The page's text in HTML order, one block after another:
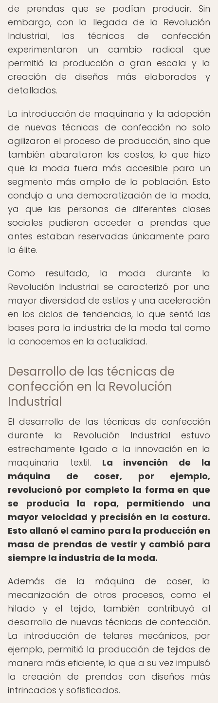
de prendas que se podían producir. Sin
embargo, con la llegada de la Revolución
Industrial, las técnicas de confección
experimentaron un cambio radical que
permitió la producción a gran escala y la
creación de diseños más elaborados y
detallados.
La introducción de maquinaria y la adopción
de nuevas técnicas de confección no solo
agilizaron el proceso de producción, sino que
también abarataron los costos, lo que hizo
que la moda fuera más accesible para un
segmento más amplio de la población. Esto
condujo a una democratización de la moda,
ya que las personas de diferentes clases
sociales pudieron acceder a prendas que
antes estaban reservadas únicamente para
la élite.
Como resultado, la moda durante la
Revolución Industrial se caracterizó por una
mayor diversidad de estilos y una aceleración
en los ciclos de tendencias, lo que sentó las
bases para la industria de la moda tal como
la conocemos en la actualidad.
Desarrollo de las técnicas de
confección en la Revolución
Industrial
El desarrollo de las técnicas de confección
durante la Revolución Industrial estuvo
estrechamente ligado a la innovación en la
maquinaria textil. La invención de la
máquina de coser, por ejemplo,
revolucionó por completo la forma en que
se producía la ropa, permitiendo una
mayor velocidad y precisión en la costura.
Esto allanó el camino para la producción en
masa de prendas de vestir y cambió para
siempre la industria de la moda.
Además de la máquina de coser, la
mecanización de otros procesos, como el
hilado y el tejido, también contribuyó al
desarrollo de nuevas técnicas de confección.
La introducción de telares mecánicos, por
ejemplo, permitió la producción de tejidos de
manera más eficiente, lo que a su vez impulsó
la creación de prendas con diseños más
intrincados y sofisticados.